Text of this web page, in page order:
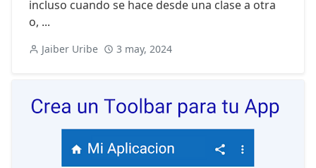
incluso cuando se hace desde una clase a otra
o, ...
Jaiber Uribe 3 may, 2024